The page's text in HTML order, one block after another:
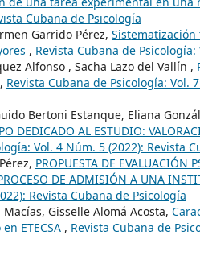
Cubana de Psicología
Garrido Pérez,
, Revista Cubana de
Alfonso , Sacha Lazo del Vallín ,
, Revista Cubana de Psicología: Vol.
Bertoni Estanque, Eliana
DEDICADO AL ESTUDIO:
Vol. 4 Núm. 5 (2022): Revista
PROPUESTA DE EVALUACIÓN
DE ADMISIÓN A UNA
Revista Cubana de Psicología
Gisselle Alomá Acosta,
ETECSA , Revista Cubana de